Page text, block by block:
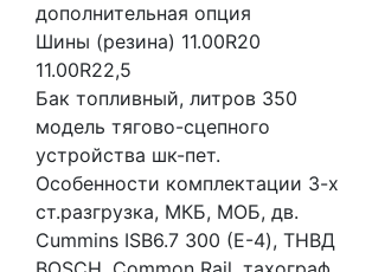
дополнительная опция
Шины (резина) 11.00R20
11.00R22,5
Бак топливный, литров 350
модель тягово-сцепного
устройства шк-пет.
Особенности комплектации 3-х
ст.разгрузка, МКБ, МОБ, дв.
Cummins ISB6.7 300 (Е-4), ТНВД